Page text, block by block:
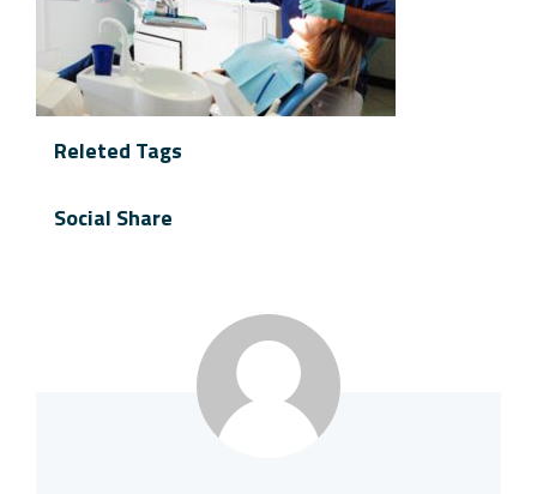
Releted Tags
Social Share